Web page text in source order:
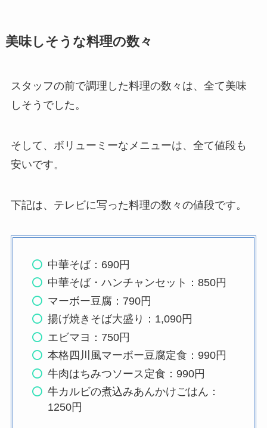
美味しそうな料理の数々
スタッフの前で調理した料理の数々は、全て美味
しそうでした。
そして、ボリューミーなメニューは、全て値段も
安いです。
下記は、テレビに写った料理の数々の値段です。
中華そば：690円
中華そば・ハンチャンセット：850円
マーボー豆腐：790円
揚げ焼きそば大盛り：1,090円
エビマヨ：750円
本格四川風マーボー豆腐定食：990円
牛肉はちみつソース定食：990円
牛カルビの煮込みあんかけごはん：
1250円